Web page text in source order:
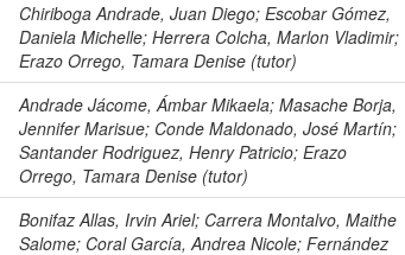
Chiriboga Andrade, Juan Diego; Escobar Gómez,
Daniela Michelle; Herrera Colcha, Marlon Vladimir;
Erazo Orrego, Tamara Denise (tutor)
Andrade Jácome, Ámbar Mikaela; Masache Borja,
Jennifer Marisue; Conde Maldonado, José Martín;
Santander Rodriguez, Henry Patricio; Erazo
Orrego, Tamara Denise (tutor)
Bonifaz Allas, Irvin Ariel; Carrera Montalvo, Maithe
Salome; Coral García, Andrea Nicole; Fernández